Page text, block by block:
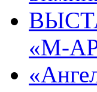
«М-